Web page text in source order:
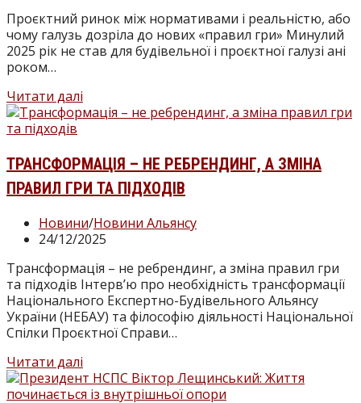
Проєктний ринок між нормативами і реальністю, або
чому галузь дозріла до нових «правил гри» Минулий
2025 рік не став для будівельної і проєктної галузі ані
роком…
Читати далі
ринок
і
реальністю,
або
галузь
дозріла
нових
«правил
гри»
ТРАНСФОРМАЦІЯ – НЕ РЕБРЕНДИНГ, А ЗМІНА
ПРАВИЛ ГРИ ТА ПІДХОДІВ
Категорія
запису:
Новини/Новини Альянсу
Запис
24/12/2025
Трансформація – не ребрендинг, а зміна правил гри
та підходів Інтерв’ю про необхідність трансформації
Національного Експертно-Будівельного Альянсу
України (НЕБАУ) та філософію діяльності Національної
Спілки Проєктної Справи…
Читати далі
–
не